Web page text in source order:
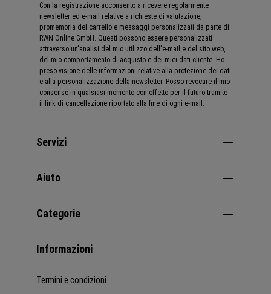
Con la registrazione acconsento a ricevere regolarmente
newsletter ed e-mail relative a richieste di valutazione,
promemoria del carrello e messaggi personalizzati da parte di
RWN Online GmbH. Questi possono essere personalizzati
attraverso un'analisi del mio utilizzo dell'e-mail e del sito web,
del mio comportamento di acquisto e dei miei dati cliente. Ho
preso visione delle informazioni relative alla protezione dei dati
e alla personalizzazione della newsletter. Posso revocare il mio
consenso in qualsiasi momento con effetto per il futuro tramite
il link di cancellazione riportato alla fine di ogni e-mail.
Servizi
Aiuto
Categorie
Informazioni
Termini e condizioni